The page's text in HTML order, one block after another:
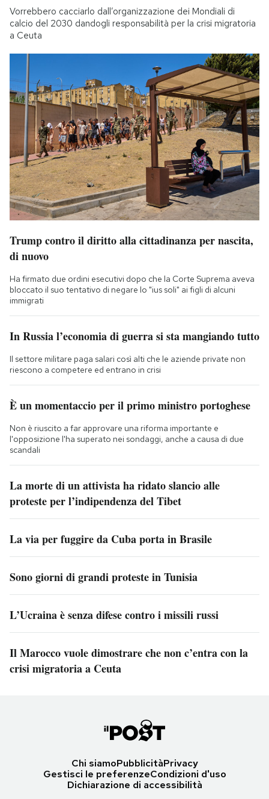
Vorrebbero cacciarlo dall’organizzazione dei Mondiali di
calcio del 2030 dandogli responsabilità per la crisi migratoria
a Ceuta
Trump contro il diritto alla cittadinanza per nascita,
di nuovo
Ha firmato due ordini esecutivi dopo che la Corte Suprema aveva
bloccato il suo tentativo di negare lo "ius soli" ai figli di alcuni
immigrati
In Russia l’economia di guerra si sta mangiando tutto
Il settore militare paga salari così alti che le aziende private non
riescono a competere ed entrano in crisi
È un momentaccio per il primo ministro portoghese
Non è riuscito a far approvare una riforma importante e
l'opposizione l'ha superato nei sondaggi, anche a causa di due
scandali
La morte di un attivista ha ridato slancio alle
proteste per l’indipendenza del Tibet
La via per fuggire da Cuba porta in Brasile
Sono giorni di grandi proteste in Tunisia
L’Ucraina è senza difese contro i missili russi
Il Marocco vuole dimostrare che non c’entra con la
crisi migratoria a Ceuta
Chi siamoPubblicitàPrivacy
Gestisci le preferenzeCondizioni d'uso
Dichiarazione di accessibilità